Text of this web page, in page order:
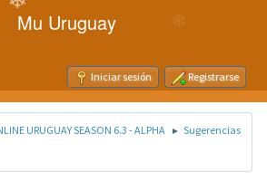
Mu Uruguay
Iniciar sesión Registrarse
URUGUAY SEASON 6.3 - ALPHA ► Sugerencias
❄
❄